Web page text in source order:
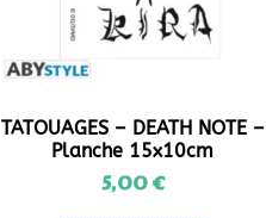
TATOUAGES – DEATH NOTE –
Planche 15x10cm
5,00€